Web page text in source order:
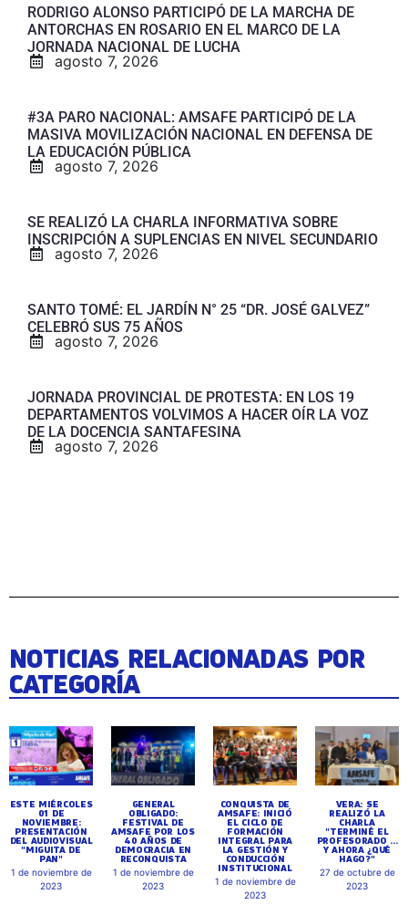
RODRIGO ALONSO PARTICIPÓ DE LA MARCHA DE
ANTORCHAS EN ROSARIO EN EL MARCO DE LA
JORNADA NACIONAL DE LUCHA
agosto 7, 2026
#3A PARO NACIONAL: AMSAFE PARTICIPÓ DE LA
MASIVA MOVILIZACIÓN NACIONAL EN DEFENSA DE
LA EDUCACIÓN PÚBLICA
agosto 7, 2026
SE REALIZÓ LA CHARLA INFORMATIVA SOBRE
INSCRIPCIÓN A SUPLENCIAS EN NIVEL SECUNDARIO
agosto 7, 2026
SANTO TOMÉ: EL JARDÍN N° 25 “DR. JOSÉ GALVEZ”
CELEBRÓ SUS 75 AÑOS
agosto 7, 2026
JORNADA PROVINCIAL DE PROTESTA: EN LOS 19
DEPARTAMENTOS VOLVIMOS A HACER OÍR LA VOZ
DE LA DOCENCIA SANTAFESINA
agosto 7, 2026
NOTICIAS RELACIONADAS POR
CATEGORÍA
ESTE MIÉRCOLES
01 DE
NOVIEMBRE:
PRESENTACIÓN
DEL AUDIOVISUAL
"MIGUITA DE
PAN"
1 de noviembre de
2023
GENERAL
OBLIGADO:
FESTIVAL DE
AMSAFE POR LOS
40 AÑOS DE
DEMOCRACIA EN
RECONQUISTA
1 de noviembre de
2023
CONQUISTA DE
AMSAFE: INICIÓ
EL CICLO DE
FORMACIÓN
INTEGRAL PARA
LA GESTIÓN Y
CONDUCCIÓN
INSTITUCIONAL
1 de noviembre de
2023
VERA: SE
REALIZÓ LA
CHARLA
"TERMINÉ EL
PROFESORADO ...
Y AHORA ¿QUÉ
HAGO?"
27 de octubre de
2023